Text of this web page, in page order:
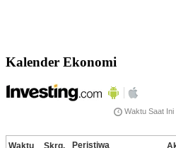
Kalender Ekonomi